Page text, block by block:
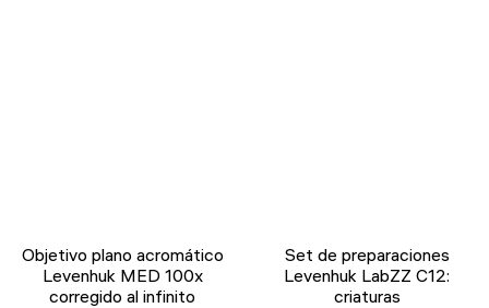
Objetivo plano acromático
Levenhuk MED 100x
corregido al infinito
Set de preparaciones
Levenhuk LabZZ C12:
criaturas